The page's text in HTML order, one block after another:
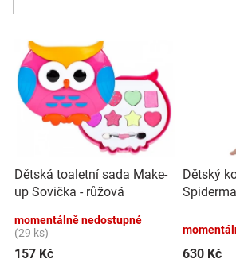
Těhotenské
oblečení
Značky
Blog
o
d
ů
p
o
d
u
k
ů
Dětská toaletní sada Make-
up Sovička - růžová
momentálně nedostupné
(29 ks)
157 Kč
Dětský
630 Kč